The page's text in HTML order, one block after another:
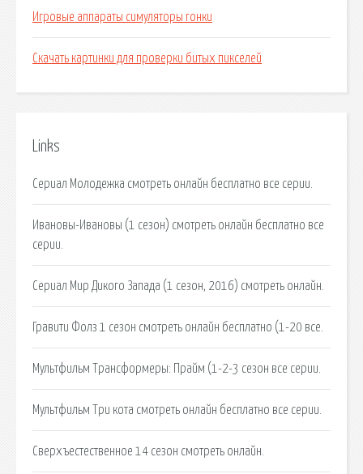
Игровые аппараты симуляторы гонки
Скачать картинки для проверки битых пикселей
Links
Сериал Молодежка смотреть онлайн бесплатно все серии.
Ивановы-Ивановы (1 сезон) смотреть онлайн бесплатно все
серии.
Сериал Мир Дикого Запада (1 сезон, 2016) смотреть онлайн.
Гравити Фолз 1 сезон смотреть онлайн бесплатно (1-20 все.
Мультфильм Трансформеры: Прайм (1-2-3 сезон все серии.
Мультфильм Три кота смотреть онлайн бесплатно все серии.
Сверхъестественное 14 сезон смотреть онлайн.